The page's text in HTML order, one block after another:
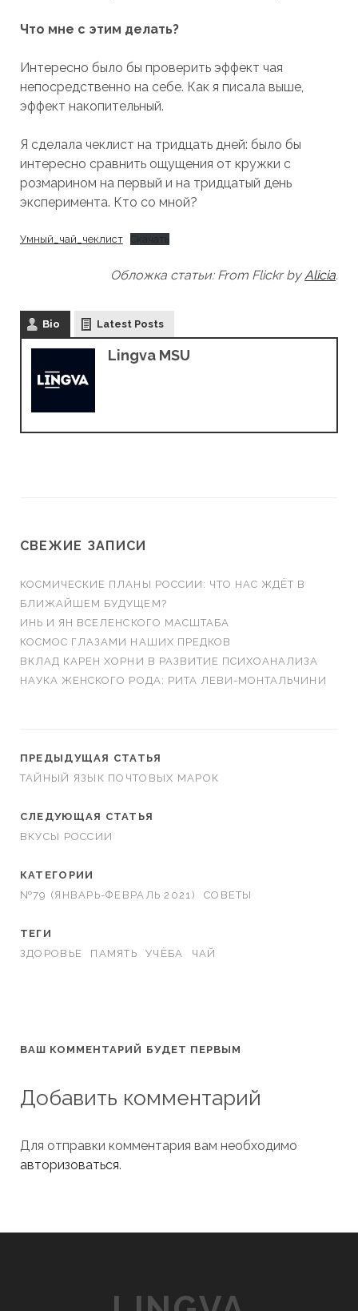
Что мне с этим делать?
Интересно было бы проверить эффект чая
непосредственно на себе. Как я писала выше,
эффект накопительный.
Я сделала чеклист на тридцать дней: было бы
интересно сравнить ощущения от кружки с
розмарином на первый и на тридцатый день
эксперимента. Кто со мной?
Умный_чай_чеклист Скачать
Обложка статьи: From Flickr byAlicia.
Bio Latest Posts
Lingva MSU
СВЕЖИЕ ЗАПИСИ
КОСМИЧЕСКИЕ ПЛАНЫ РОССИИ: ЧТО НАС ЖДЁТ В
БЛИЖАЙШЕМ БУДУЩЕМ?
ИНЬ И ЯН ВСЕЛЕНСКОГО МАСШТАБА
КОСМОС ГЛАЗАМИ НАШИХ ПРЕДКОВ
ВКЛАД КАРЕН ХОРНИ В РАЗВИТИЕ ПСИХОАНАЛИЗА
НАУКА ЖЕНСКОГО РОДА: РИТА ЛЕВИ-МОНТАЛЬЧИНИ
ПРЕДЫДУЩАЯ СТАТЬЯ
ТАЙНЫЙ ЯЗЫК ПОЧТОВЫХ МАРОК
СЛЕДУЮЩАЯ СТАТЬЯ
ВКУСЫ РОССИИ
КАТЕГОРИИ
№79 (ЯНВАРЬ-ФЕВРАЛЬ 2021)
СОВЕТЫ
ТЕГИ
ЗДОРОВЬЕ
ПАМЯТЬ УЧЁБА ЧАЙ
ВАШ КОММЕНТАРИЙ БУДЕТ ПЕРВЫМ
Добавить комментарий
Для отправки комментария вам необходимо
авторизоваться.